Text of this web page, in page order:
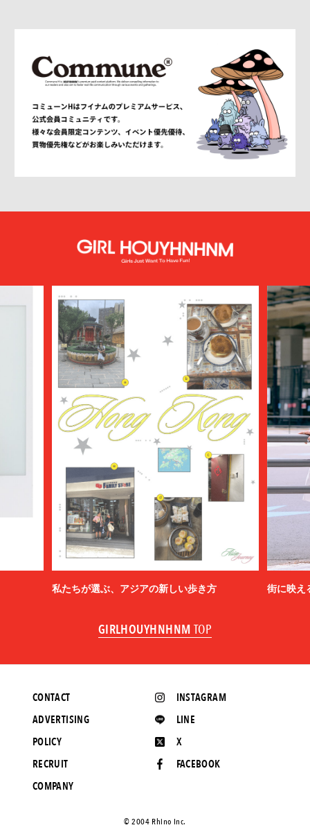
私たちが選ぶ、アジアの新しい歩き方 街に映え
GIRLHOUYHNHNM TOP
INSTAGRAM
LINE
X
FACEBOOK
CONTACT
ADVERTISING
POLICY
RECRUIT
COMPANY
©️ 2004 Rhino Inc.